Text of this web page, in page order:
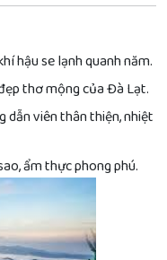
hậu se lạnh quanh năm.
thơ mộng của Đà Lạt.
dẫn viên thân thiện, nhiệt
ẩm thực phong phú.